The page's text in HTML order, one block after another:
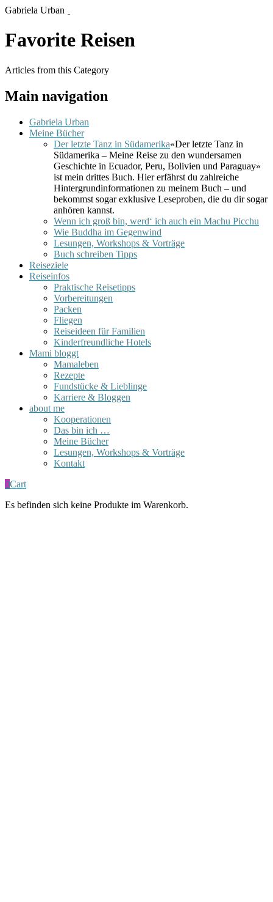
Gabriela Urban
Favorite Reisen
Articles from this Category
Main navigation
Gabriela Urban
Meine Bücher
Der letzte Tanz in Südamerika«Der letzte Tanz in
Südamerika – Meine Reise zu den wundersamen
Geschichte in Ecuador, Peru, Bolivien und Paraguay»
ist mein drittes Buch. Hier erfährst du zahlreiche
Hintergrundinformationen zu meinem Buch – und
bekommst sogar exklusive Leseproben, die du dir sogar
anhören kannst.
Wenn ich groß bin, werd‘ ich auch ein Machu Picchu
Wie Buddha im Gegenwind
Lesungen, Workshops & Vorträge
Buch schreiben Tipps
Reiseziele
Reiseinfos
Praktische Reisetipps
Vorbereitungen
Packen
Fliegen
Reiseideen für Familien
Kinderfreundliche Hotels
Mami bloggt
Mamaleben
Rezepte
Fundstücke & Lieblinge
Karriere & Bloggen
about me
Kooperationen
Das bin ich …
Meine Bücher
Lesungen, Workshops & Vorträge
Kontakt
0Cart
Es befinden sich keine Produkte im Warenkorb.